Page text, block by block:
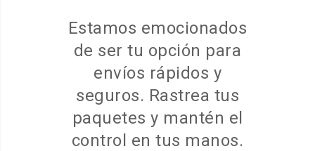
Estamos emocionados
de ser tu opción para
envíos rápidos y
seguros. Rastrea tus
paquetes y mantén el
control en tus manos.